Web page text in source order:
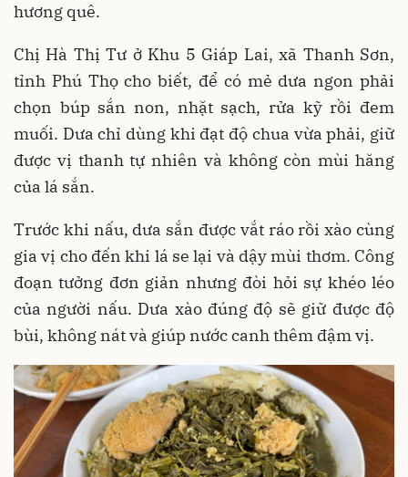
hương quê.
Chị Hà Thị Tư ở Khu 5 Giáp Lai, xã Thanh Sơn,
tỉnh Phú Thọ cho biết, để có mẻ dưa ngon phải
chọn búp sắn non, nhặt sạch, rửa kỹ rồi đem
muối. Dưa chỉ dùng khi đạt độ chua vừa phải, giữ
được vị thanh tự nhiên và không còn mùi hăng
của lá sắn.
Trước khi nấu, dưa sắn được vắt ráo rồi xào cùng
gia vị cho đến khi lá se lại và dậy mùi thơm. Công
đoạn tưởng đơn giản nhưng đòi hỏi sự khéo léo
của người nấu. Dưa xào đúng độ sẽ giữ được độ
bùi, không nát và giúp nước canh thêm đậm vị.